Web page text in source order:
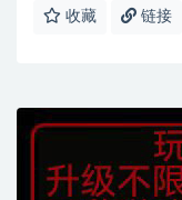
收藏 链接